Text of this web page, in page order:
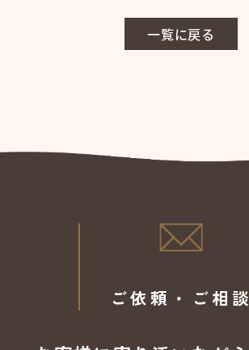
一覧に戻る
ご依頼・ご相談